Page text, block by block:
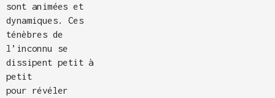
sont animées et
dynamiques. Ces
ténèbres de
l’inconnu se
dissipent petit à
petit
pour révéler